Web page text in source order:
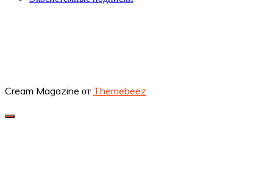
Cream Magazine от Themebeez